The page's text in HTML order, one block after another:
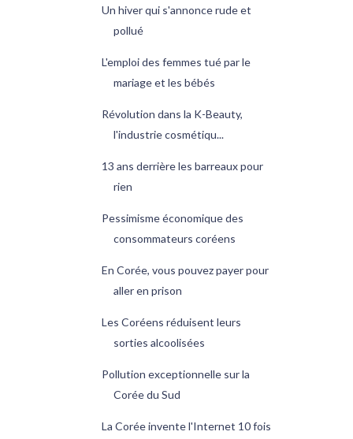
Un hiver qui s'annonce rude et
pollué
L'emploi des femmes tué par le
mariage et les bébés
Révolution dans la K-Beauty,
l'industrie cosmétiqu...
13 ans derrière les barreaux pour
rien
Pessimisme économique des
consommateurs coréens
En Corée, vous pouvez payer pour
aller en prison
Les Coréens réduisent leurs
sorties alcoolisées
Pollution exceptionnelle sur la
Corée du Sud
La Corée invente l'Internet 10 fois